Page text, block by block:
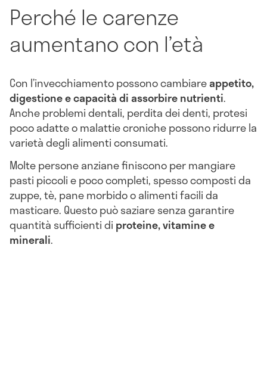
Perché le carenze
aumentano con l’età
Con l’invecchiamento possono cambiareappetito,
digestione e capacità di assorbire nutrienti.
Anche problemi dentali, perdita dei denti, protesi
poco adatte o malattie croniche possono ridurre la
varietà degli alimenti consumati.
Molte persone anziane finiscono per mangiare
pasti piccoli e poco completi, spesso composti da
zuppe, tè, pane morbido o alimenti facili da
masticare. Questo può saziare senza garantire
quantità sufficienti di proteine, vitamine e
minerali.